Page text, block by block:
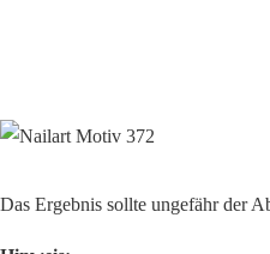
Das Ergebnis sollte ungefähr der